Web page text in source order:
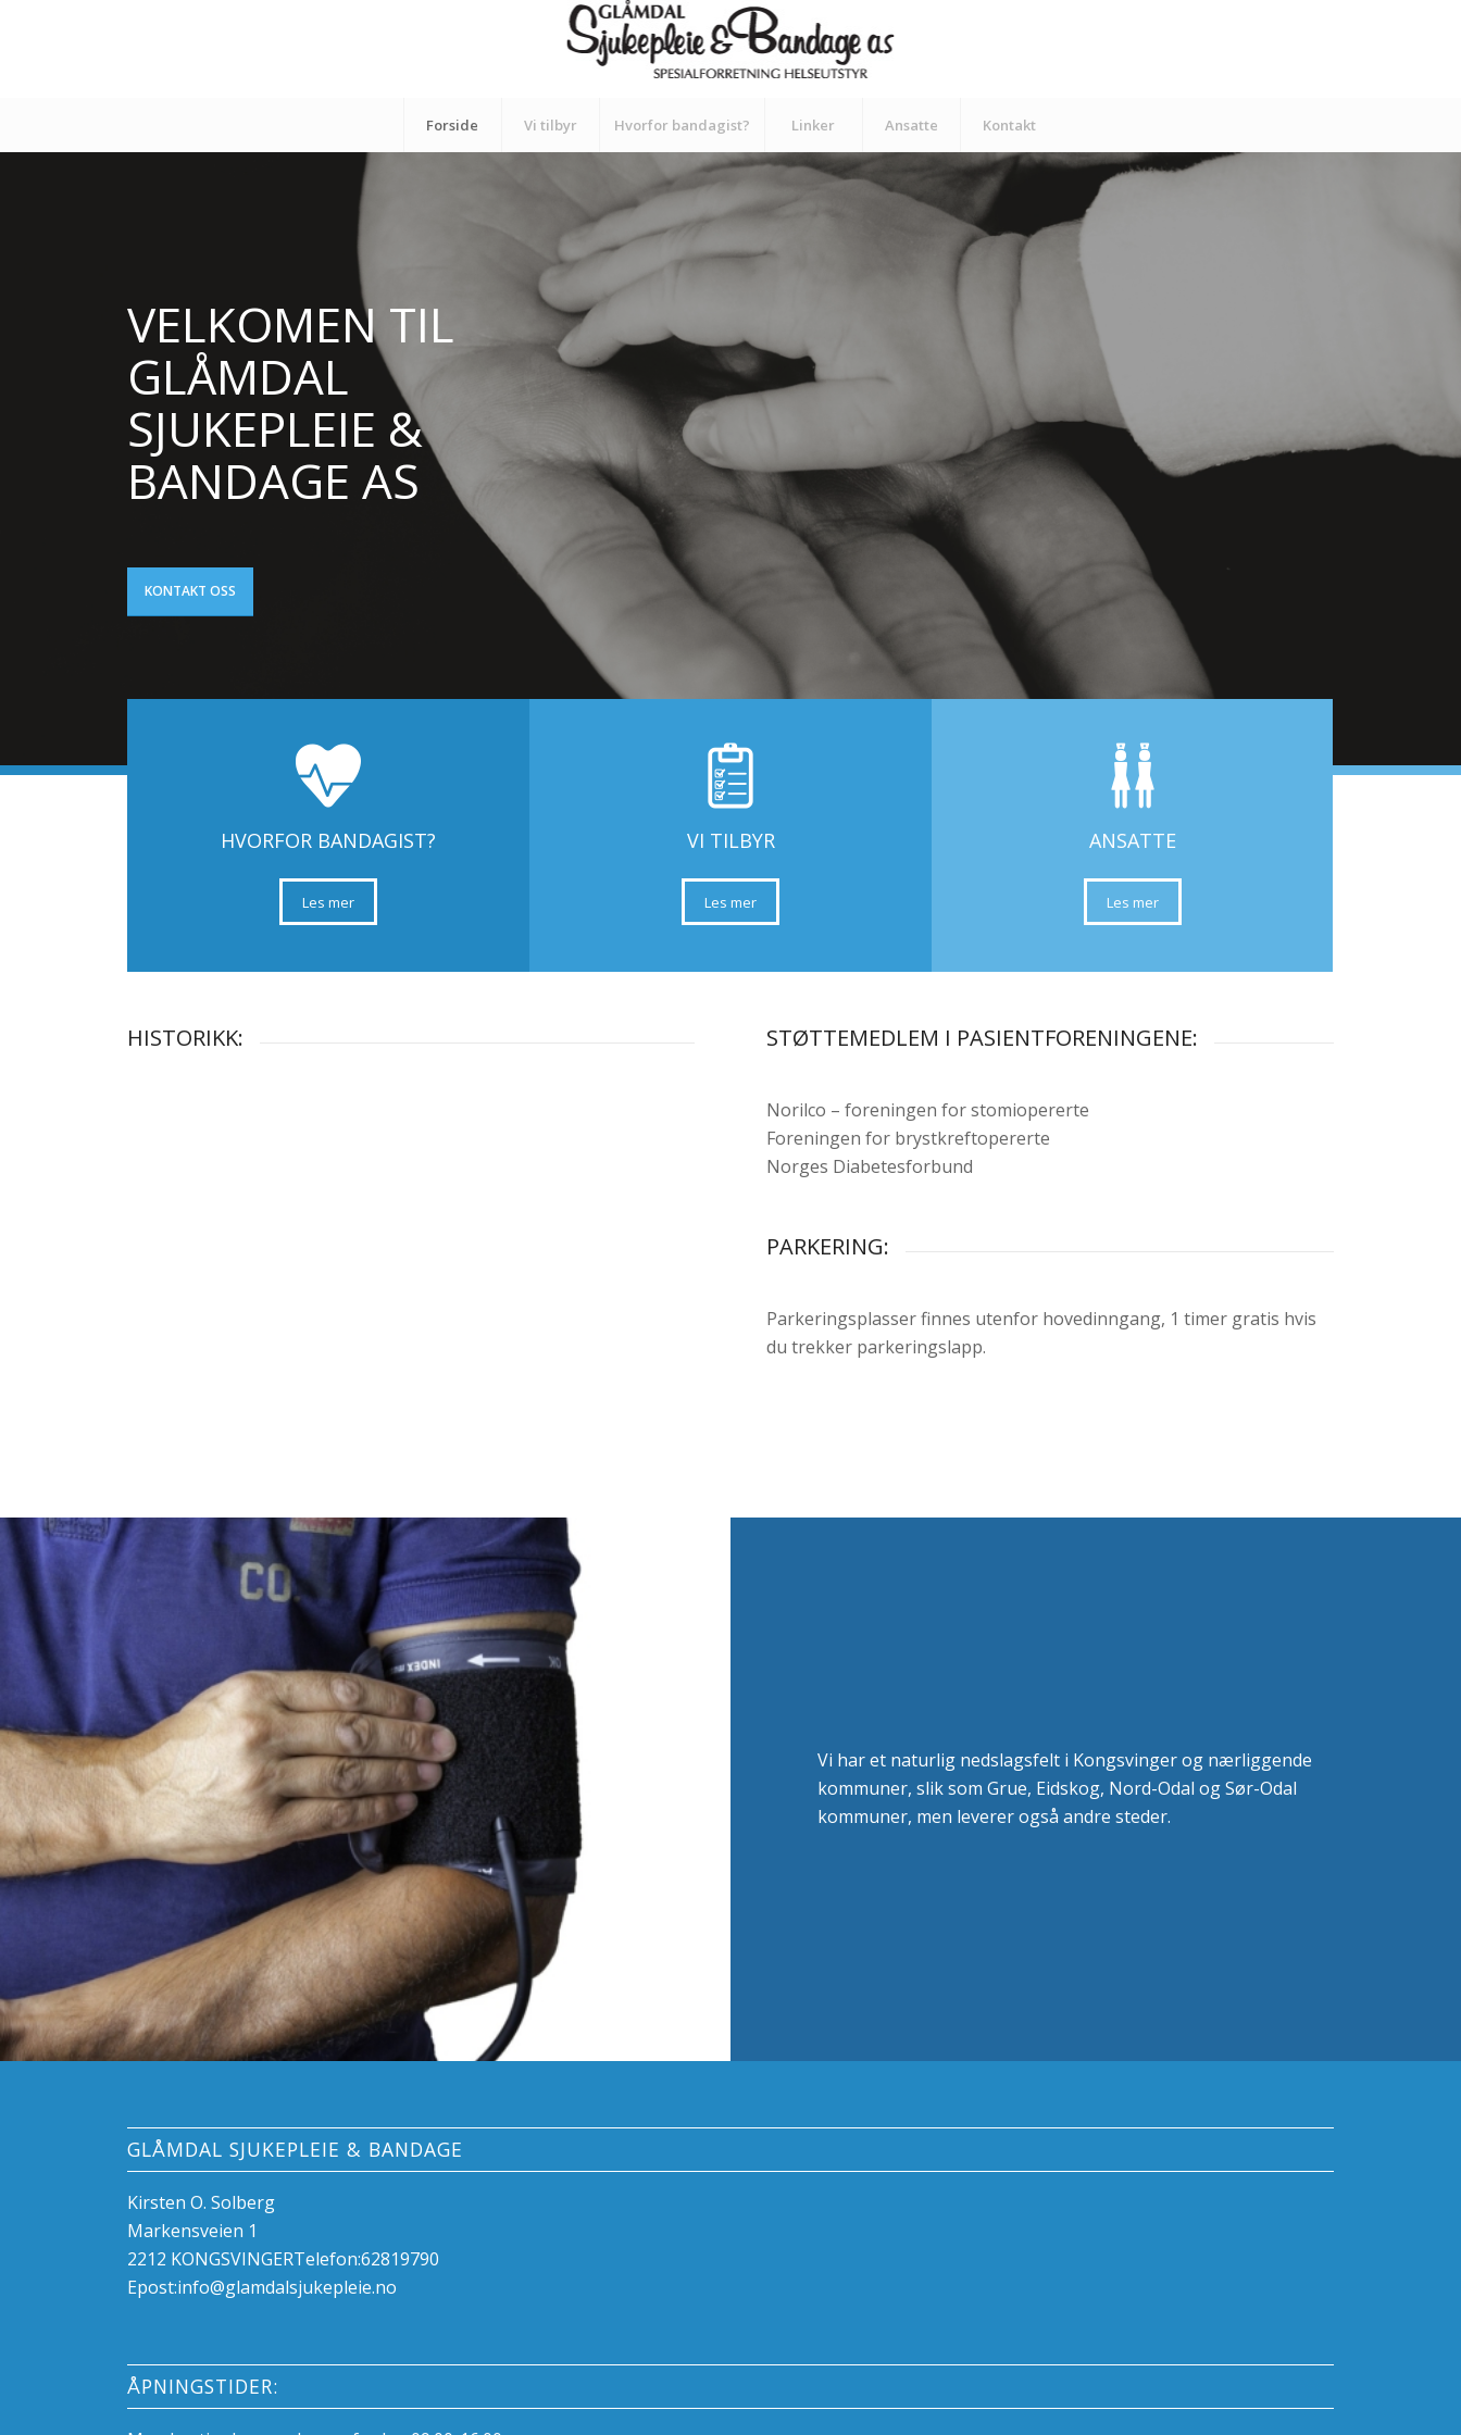
Forside Vi tilbyr Hvorfor bandagist? Linker Ansatte Kontakt
VELKOMEN TIL
GLÅMDAL
SJUKEPLEIE &
BANDAGE AS
KONTAKT OSS
HVORFOR BANDAGIST?
Les mer
VI TILBYR
Les mer
ANSATTE
Les mer
HISTORIKK: STØTTEMEDLEM I PASIENTFORENINGENE:
Norilco – foreningen for stomiopererte
Foreningen for brystkreftopererte
Norges Diabetesforbund
PARKERING:
Parkeringsplasser finnes utenfor hovedinngang, 1 timer gratis hvis
du trekker parkeringslapp.
Vi har et naturlig nedslagsfelt i Kongsvinger og nærliggende
kommuner, slik som Grue, Eidskog, Nord-Odal og Sør-Odal
kommuner, men leverer også andre steder.
GLÅMDAL SJUKEPLEIE & BANDAGE
Kirsten O. Solberg
Markensveien 1
2212 KONGSVINGERTelefon:62819790
Epost:info@glamdalsjukepleie.no
ÅPNINGSTIDER: